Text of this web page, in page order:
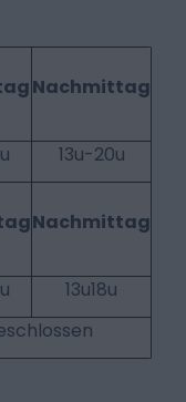
Nachmittag
13u-20u
Nachmittag
13u18u